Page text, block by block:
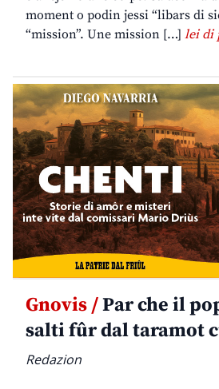
moment o podin jessi “libars di
“mission”. Une mission […] lei di
Gnovis /Par che il
salti fûr dal taramot
Redazion